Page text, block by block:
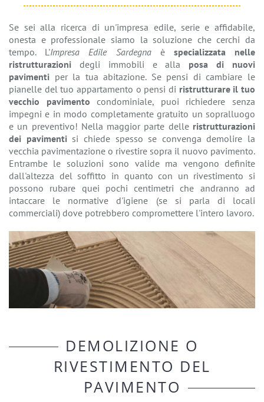
Se sei alla ricerca di un'impresa edile, serie e affidabile,
onesta e professionale siamo la soluzione che cerchi da
tempo. L'Impresa Edile Sardegnaè specializzata nelle
ristrutturazioni degli immobili e alla posa di nuovi
pavimenti per la tua abitazione. Se pensi di cambiare le
pianelle del tuo appartamento o pensi di ristrutturare il tuo
vecchio pavimento condominiale, puoi richiedere senza
impegni e in modo completamente gratuito un sopralluogo
e un preventivo! Nella maggior parte delle ristrutturazioni
dei pavimentisi chiede spesso se convenga demolire la
vecchia pavimentazione o rivestire sopra il nuovo pavimento.
Entrambe le soluzioni sono valide ma vengono definite
dall'altezza del soffitto in quanto con un rivestimento si
possono rubare quei pochi centimetri che andranno ad
intaccare le normative d'igiene (se si parla di locali
commerciali) dove potrebbero compromettere l'intero lavoro.
DEMOLIZIONE O
RIVESTIMENTO DEL
PAVIMENTO